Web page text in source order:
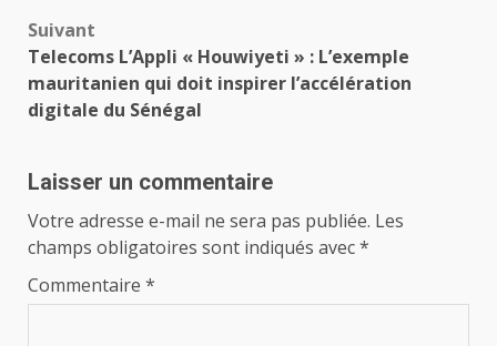
Suivant
Telecoms L’Appli « Houwiyeti » : L’exemple
mauritanien qui doit inspirer l’accélération
digitale du Sénégal
Laisser un commentaire
Votre adresse e-mail ne sera pas publiée. Les
champs obligatoires sont indiqués avec*
Commentaire *